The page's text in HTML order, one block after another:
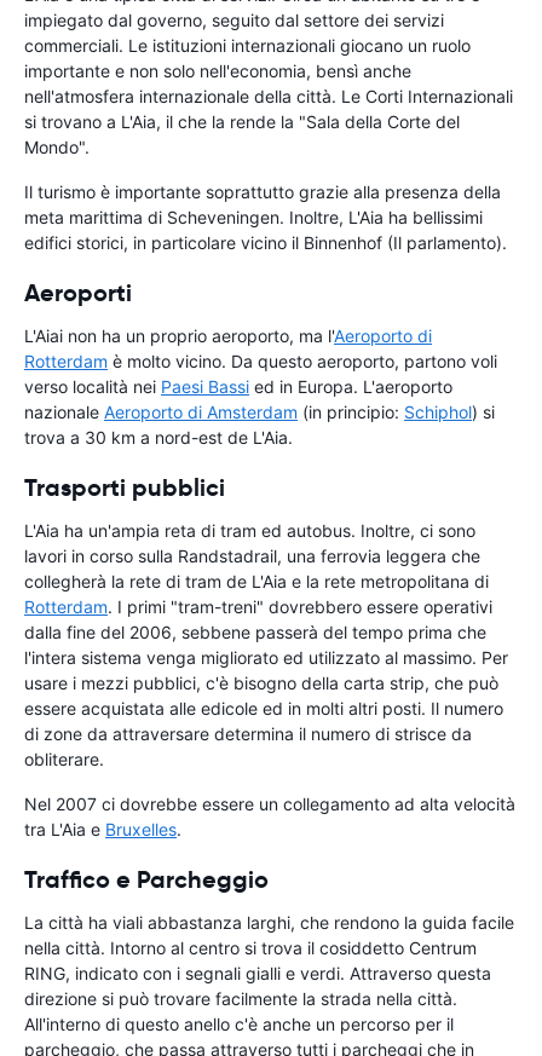
impiegato dal governo, seguito dal settore dei servizi
commerciali. Le istituzioni internazionali giocano un ruolo
importante e non solo nell'economia, bensì anche
nell'atmosfera internazionale della città. Le Corti Internazionali
si trovano a L'Aia, il che la rende la "Sala della Corte del
Mondo".
Il turismo è importante soprattutto grazie alla presenza della
meta marittima di Scheveningen. Inoltre, L'Aia ha bellissimi
edifici storici, in particolare vicino il Binnenhof (Il parlamento).
Aeroporti
L'Aiai non ha un proprio aeroporto, ma l'Aeroporto di
Rotterdam è molto vicino. Da questo aeroporto, partono voli
verso località nei Paesi Bassi ed in Europa. L'aeroporto
nazionale Aeroporto di Amsterdam (in principio: Schiphol) si
trova a 30 km a nord-est de L'Aia.
Trasporti pubblici
L'Aia ha un'ampia reta di tram ed autobus. Inoltre, ci sono
lavori in corso sulla Randstadrail, una ferrovia leggera che
collegherà la rete di tram de L'Aia e la rete metropolitana di
Rotterdam. I primi "tram-treni" dovrebbero essere operativi
dalla fine del 2006, sebbene passerà del tempo prima che
l'intera sistema venga migliorato ed utilizzato al massimo. Per
usare i mezzi pubblici, c'è bisogno della carta strip, che può
essere acquistata alle edicole ed in molti altri posti. Il numero
di zone da attraversare determina il numero di strisce da
obliterare.
Nel 2007 ci dovrebbe essere un collegamento ad alta velocità
tra L'Aia e Bruxelles.
Traffico e Parcheggio
La città ha viali abbastanza larghi, che rendono la guida facile
nella città. Intorno al centro si trova il cosiddetto Centrum
RING, indicato con i segnali gialli e verdi. Attraverso questa
direzione si può trovare facilmente la strada nella città.
All'interno di questo anello c'è anche un percorso per il
parcheggio, che passa attraverso tutti i parcheggi che in